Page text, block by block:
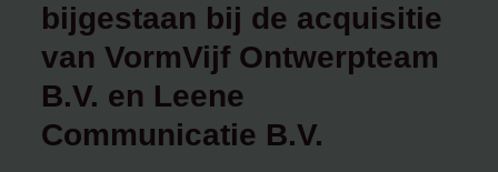
bij
bijgestaan bij de acquisitie
van VormVijf Ontwerpteam
B.V. en Leene
Communicatie B.V.